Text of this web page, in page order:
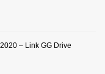
– Link GG Drive